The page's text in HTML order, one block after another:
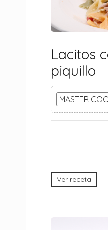
Lacitos
piquillo
MASTER
Ver receta